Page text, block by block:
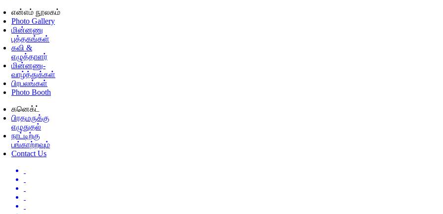
என்எம் நூலகம்
Photo Gallery
மின்னணு
புத்தகங்கள்
கவி &
எழுத்தாளர்
மின்னணு-
வாழ்த்துக்கள்
பிரபலங்கள்
Photo Booth
கனெக்ட்
பிரதமருக்கு
எழுதுதல்
நாட்டிற்கு
பங்காற்றவும்
Contact Us